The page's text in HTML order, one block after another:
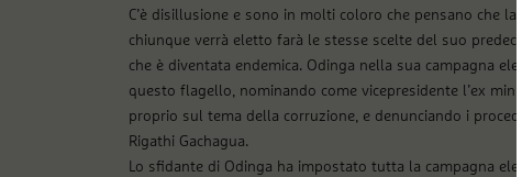
C’è disillusione e sono in molti coloro che pensano che
chiunque verrà eletto farà le stesse scelte del suo
che è diventata endemica. Odinga nella sua campagna
questo flagello, nominando come vicepresidente l’ex
proprio sul tema della corruzione, e denunciando i
Rigathi Gachagua.
Lo sfidante di Odinga ha impostato tutta la campagna